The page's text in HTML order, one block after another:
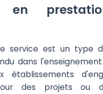
en
service est un type
dans l'enseignement
établissements
des projets ou